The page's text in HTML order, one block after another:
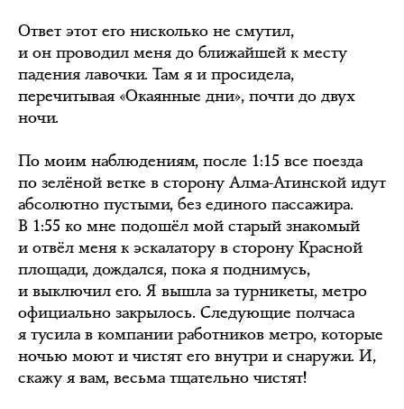
Ответ этот его нисколько не смутил,
и он проводил меня до ближайшей к месту
падения лавочки. Там я и просидела,
перечитывая «Окаянные дни», почти до двух
ночи.
По моим наблюдениям, после 1:15 все поезда
по зелёной ветке в сторону Алма-Атинской идут
абсолютно пустыми, без единого пассажира.
В 1:55 ко мне подошёл мой старый знакомый
и отвёл меня к эскалатору в сторону Красной
площади, дождался, пока я поднимусь,
и выключил его. Я вышла за турникеты, метро
официально закрылось. Следующие полчаса
я тусила в компании работников метро, которые
ночью моют и чистят его внутри и снаружи. И,
скажу я вам, весьма тщательно чистят!